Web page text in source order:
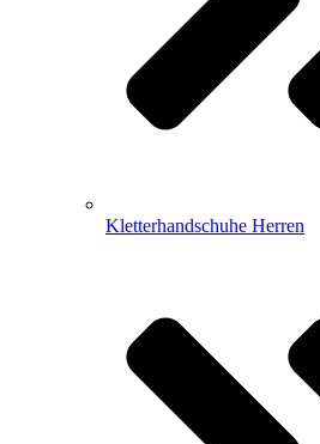
Kletterhandschuhe Herren